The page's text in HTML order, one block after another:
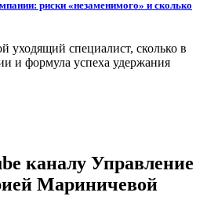
риски «незаменимого» и сколько
уходящий специалист, сколько в
и формула успеха удержания
каналу Управление
Мариничевой